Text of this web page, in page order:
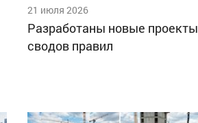
21 июля 2026
Разработаны новые проекты
сводов правил